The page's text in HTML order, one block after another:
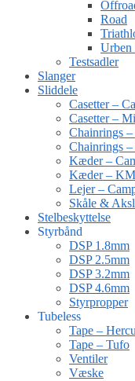
Road
Testsadler
Slanger
Sliddele
Casetter –
Casetter –
Chainrings –
Chainrings –
Kæder –
Kæder –
Lejer –
Skåle &
Stelbeskyttelse
Styrbånd
DSP 1.8mm
DSP 2.5mm
DSP 3.2mm
DSP 4.6mm
Styrpropper
Tubeless
Tape –
Tape – Tufo
Ventiler
Væske